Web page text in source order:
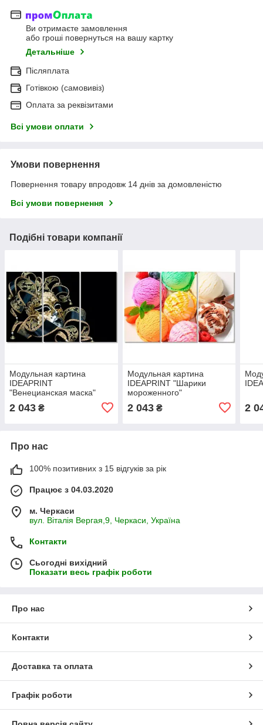
Ви отримаєте замовлення
або гроші повернуться на вашу картку
Детальніше
Післяплата
Готівкою (самовивіз)
Оплата за реквізитами
Всі умови оплати
Умови повернення
Повернення товару впродовж 14 днів за домовленістю
Всі умови повернення
Подібні товари компанії
Модульная картина
IDEAPRINT
"Венецианская маска"
2 043 ₴
Модульная картина
IDEAPRINT "Шарики
мороженного"
2 043₴ 2
Про нас
100% позитивних з 15 відгуків за рік
Працює з 04.03.2020
м. Черкаси
вул. Віталія Вергая,9, Черкаси, Україна
Контакти
Сьогодні вихідний
Показати весь графік роботи
Про нас
Контакти
Доставка та оплата
Графік роботи